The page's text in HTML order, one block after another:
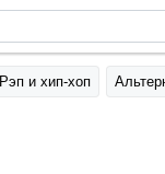
Рэп и хип-хоп